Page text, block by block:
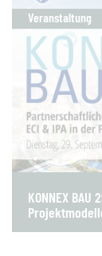
Veranstaltung
KONNEX